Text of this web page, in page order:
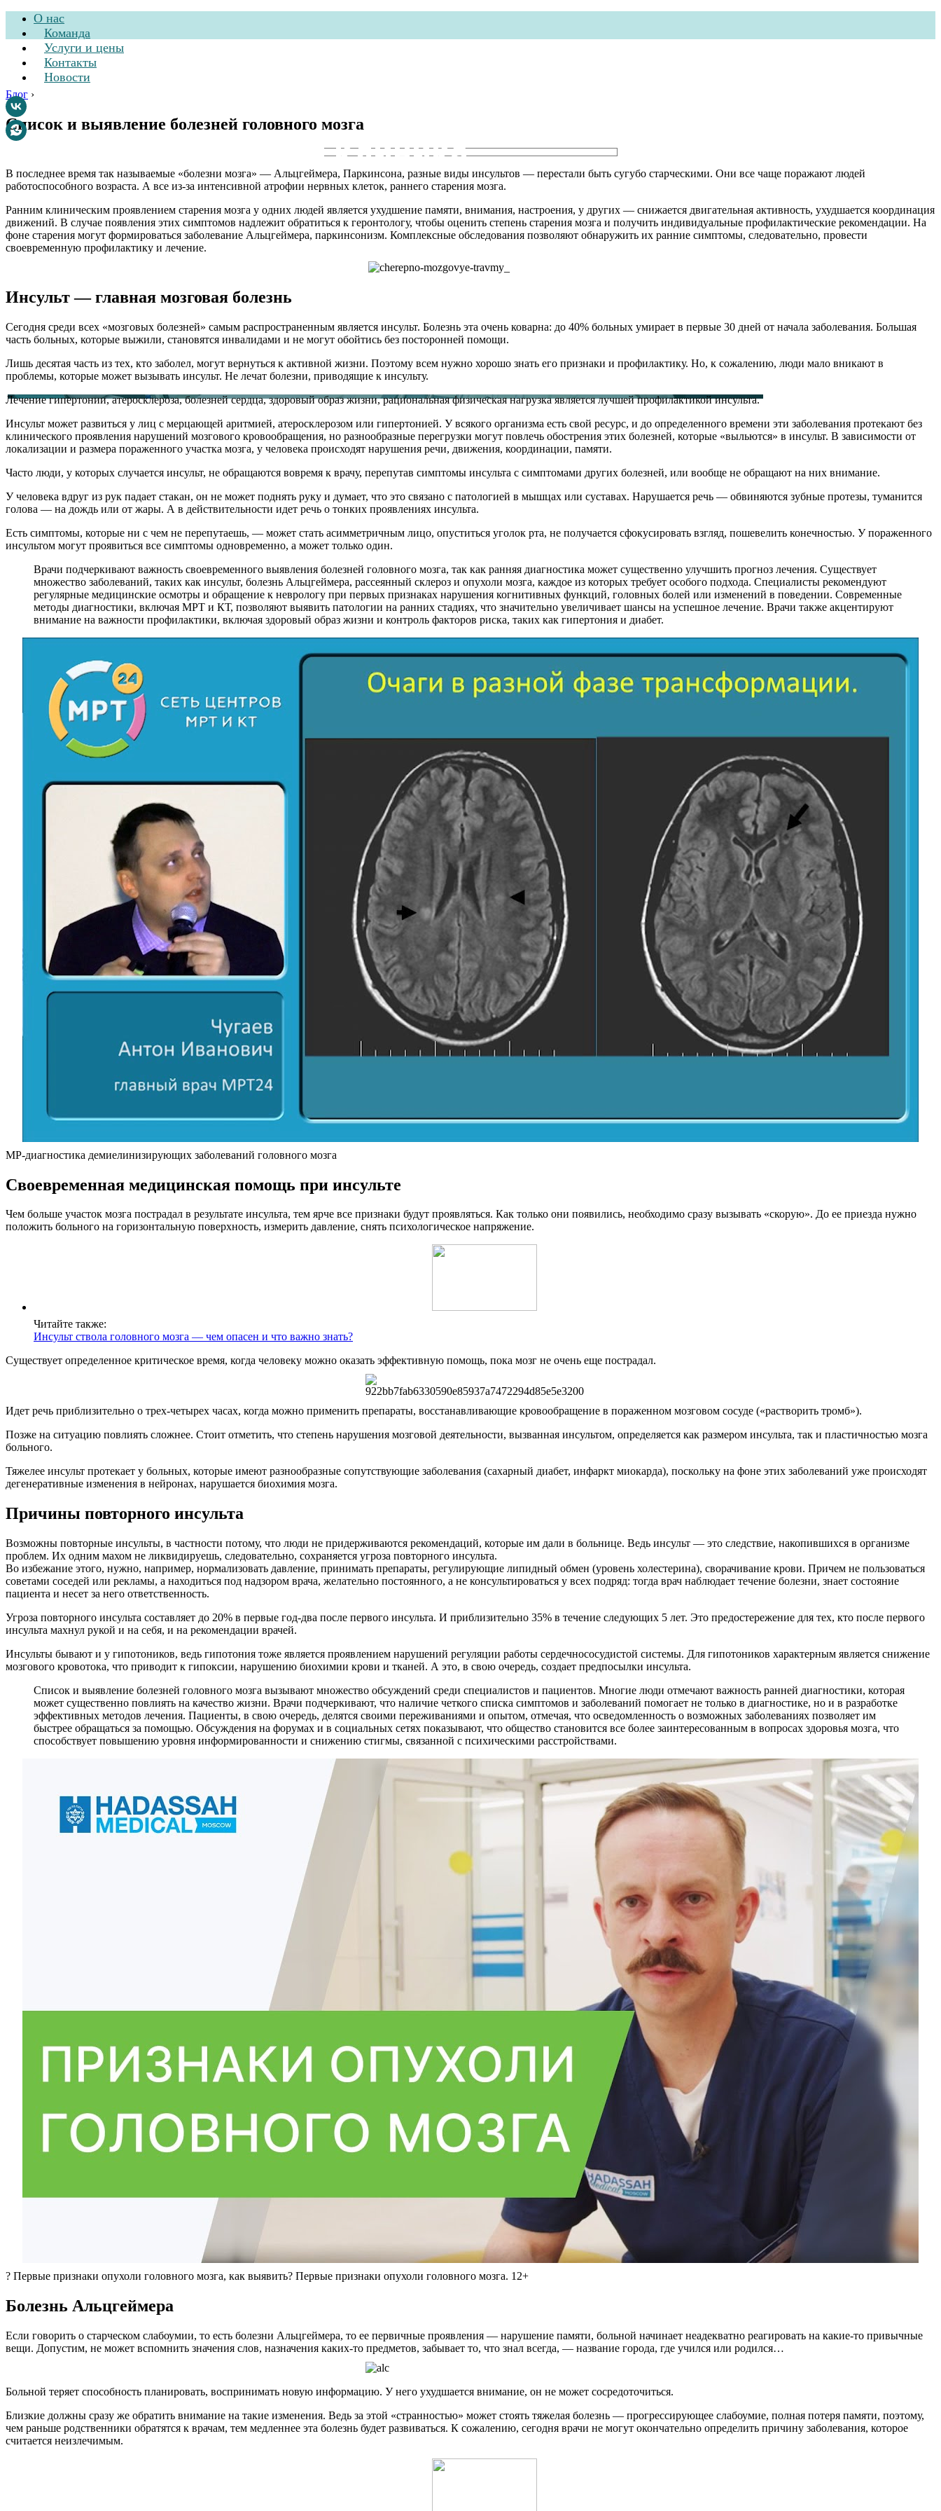
О нас
Команда
Услуги и цены
Контакты
Новости
Стоматологическая клиника
Блог ›
Cписок и выявление болезней головного мозга
В последнее время так называемые «болезни мозга» — Альцгеймера, Паркинсона, разные виды инсультов — перестали быть сугубо старческими. Они все чаще поражают людей
работоспособного возраста. А все из-за интенсивной атрофии нервных клеток, раннего старения мозга.
Ранним клиническим проявлением старения мозга у одних людей является ухудшение памяти, внимания, настроения, у других — снижается двигательная активность, ухудшается координация
движений. В случае появления этих симптомов надлежит обратиться к геронтологу, чтобы оценить степень старения мозга и получить индивидуальные профилактические рекомендации. На
фоне старения могут формироваться заболевание Альцгеймера, паркинсонизм. Комплексные обследования позволяют обнаружить их ранние симптомы, следовательно, провести
своевременную профилактику и лечение.
Инсульт — главная мозговая болезнь
Сегодня среди всех «мозговых болезней» самым распространенным является инсульт. Болезнь эта очень коварна: до 40% больных умирает в первые 30 дней от начала заболевания. Большая
часть больных, которые выжили, становятся инвалидами и не могут обойтись без посторонней помощи.
Лишь десятая часть из тех, кто заболел, могут вернуться к активной жизни. Поэтому всем нужно хорошо знать его признаки и профилактику. Но, к сожалению, люди мало вникают в
проблемы, которые может вызывать инсульт. Не лечат болезни, приводящие к инсульту.
Лечение гипертонии, атеросклероза, болезней сердца, здоровый образ жизни, рациональная физическая нагрузка является лучшей профилактикой инсульта.
Инсульт может развиться у лиц с мерцающей аритмией, атеросклерозом или гипертонией. У всякого организма есть свой ресурс, и до определенного времени эти заболевания протекают без
клинического проявления нарушений мозгового кровообращения, но разнообразные перегрузки могут повлечь обострения этих болезней, которые «выльются» в инсульт. В зависимости от
локализации и размера пораженного участка мозга, у человека происходят нарушения речи, движения, координации, памяти.
Часто люди, у которых случается инсульт, не обращаются вовремя к врачу, перепутав симптомы инсульта с симптомами других болезней, или вообще не обращают на них внимание.
У человека вдруг из рук падает стакан, он не может поднять руку и думает, что это связано с патологией в мышцах или суставах. Нарушается речь — обвиняются зубные протезы, туманится
голова — на дождь или от жары. А в действительности идет речь о тонких проявлениях инсульта.
Есть симптомы, которые ни с чем не перепутаешь, — может стать асимметричным лицо, опуститься уголок рта, не получается сфокусировать взгляд, пошевелить конечностью. У пораженного
инсультом могут проявиться все симптомы одновременно, а может только один.
Врачи подчеркивают важность своевременного выявления болезней головного мозга, так как ранняя диагностика может существенно улучшить прогноз лечения. Существует
множество заболеваний, таких как инсульт, болезнь Альцгеймера, рассеянный склероз и опухоли мозга, каждое из которых требует особого подхода. Специалисты рекомендуют
регулярные медицинские осмотры и обращение к неврологу при первых признаках нарушения когнитивных функций, головных болей или изменений в поведении. Современные
методы диагностики, включая МРТ и КТ, позволяют выявить патологии на ранних стадиях, что значительно увеличивает шансы на успешное лечение. Врачи также акцентируют
внимание на важности профилактики, включая здоровый образ жизни и контроль факторов риска, таких как гипертония и диабет.
МР-диагностика демиелинизирующих заболеваний головного мозга
Своевременная медицинская помощь при инсульте
Чем больше участок мозга пострадал в результате инсульта, тем ярче все признаки будут проявляться. Как только они появились, необходимо сразу вызывать «скорую». До ее приезда нужно
положить больного на горизонтальную поверхность, измерить давление, снять психологическое напряжение.
Читайте также:
Инсульт ствола головного мозга — чем опасен и что важно знать?
Существует определенное критическое время, когда человеку можно оказать эффективную помощь, пока мозг не очень еще пострадал.
Идет речь приблизительно о трех-четырех часах, когда можно применить препараты, восстанавливающие кровообращение в пораженном мозговом сосуде («растворить тромб»).
Позже на ситуацию повлиять сложнее. Стоит отметить, что степень нарушения мозговой деятельности, вызванная инсультом, определяется как размером инсульта, так и пластичностью мозга
больного.
Тяжелее инсульт протекает у больных, которые имеют разнообразные сопутствующие заболевания (сахарный диабет, инфаркт миокарда), поскольку на фоне этих заболеваний уже происходят
дегенеративные изменения в нейронах, нарушается биохимия мозга.
Причины повторного инсульта
Возможны повторные инсульты, в частности потому, что люди не придерживаются рекомендаций, которые им дали в больнице. Ведь инсульт — это следствие, накопившихся в организме
проблем. Их одним махом не ликвидируешь, следовательно, сохраняется угроза повторного инсульта.
Во избежание этого, нужно, например, нормализовать давление, принимать препараты, регулирующие липидный обмен (уровень холестерина), сворачивание крови. Причем не пользоваться
советами соседей или рекламы, а находиться под надзором врача, желательно постоянного, а не консультироваться у всех подряд: тогда врач наблюдает течение болезни, знает состояние
пациента и несет за него ответственность.
Угроза повторного инсульта составляет до 20% в первые год-два после первого инсульта. И приблизительно 35% в течение следующих 5 лет. Это предостережение для тех, кто после первого
инсульта махнул рукой и на себя, и на рекомендации врачей.
Инсульты бывают и у гипотоников, ведь гипотония тоже является проявлением нарушений регуляции работы сердечнососудистой системы. Для гипотоников характерным является снижение
мозгового кровотока, что приводит к гипоксии, нарушению биохимии крови и тканей. А это, в свою очередь, создает предпосылки инсульта.
Список и выявление болезней головного мозга вызывают множество обсуждений среди специалистов и пациентов. Многие люди отмечают важность ранней диагностики, которая
может существенно повлиять на качество жизни. Врачи подчеркивают, что наличие четкого списка симптомов и заболеваний помогает не только в диагностике, но и в разработке
эффективных методов лечения. Пациенты, в свою очередь, делятся своими переживаниями и опытом, отмечая, что осведомленность о возможных заболеваниях позволяет им
быстрее обращаться за помощью. Обсуждения на форумах и в социальных сетях показывают, что общество становится все более заинтересованным в вопросах здоровья мозга, что
способствует повышению уровня информированности и снижению стигмы, связанной с психическими расстройствами.
? Первые признаки опухоли головного мозга, как выявить? Первые признаки опухоли головного мозга. 12+
Болезнь Альцгеймера
Если говорить о старческом слабоумии, то есть болезни Альцгеймера, то ее первичные проявления — нарушение памяти, больной начинает неадекватно реагировать на какие-то привычные
вещи. Допустим, не может вспомнить значения слов, назначения каких-то предметов, забывает то, что знал всегда, — название города, где учился или родился…
Больной теряет способность планировать, воспринимать новую информацию. У него ухудшается внимание, он не может сосредоточиться.
Близкие должны сразу же обратить внимание на такие изменения. Ведь за этой «странностью» может стоять тяжелая болезнь — прогрессирующее слабоумие, полная потеря памяти, поэтому,
чем раньше родственники обратятся к врачам, тем медленнее эта болезнь будет развиваться. К сожалению, сегодня врачи не могут окончательно определить причину заболевания, которое
считается неизлечимым.